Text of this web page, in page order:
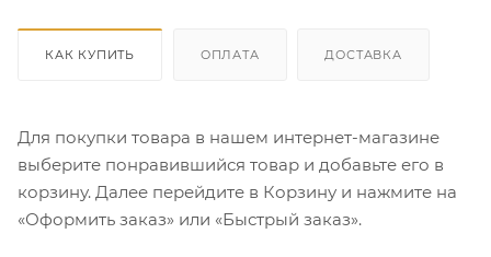
КАК КУПИТЬ ОПЛАТА ДОСТАВКА
Для покупки товара в нашем интернет-магазине
выберите понравившийся товар и добавьте его в
корзину. Далее перейдите в Корзину и нажмите на
«Оформить заказ» или «Быстрый заказ».